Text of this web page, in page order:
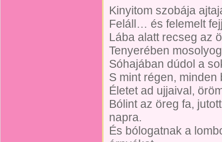
Kinyitom szobája
Feláll… és felemelt
Lába alatt recseg az
Tenyerében
Sóhajában dúdol a
S mint régen,
Életet ad ujjaival,
Bólint az öreg fa,
napra.
És bólogatnak a